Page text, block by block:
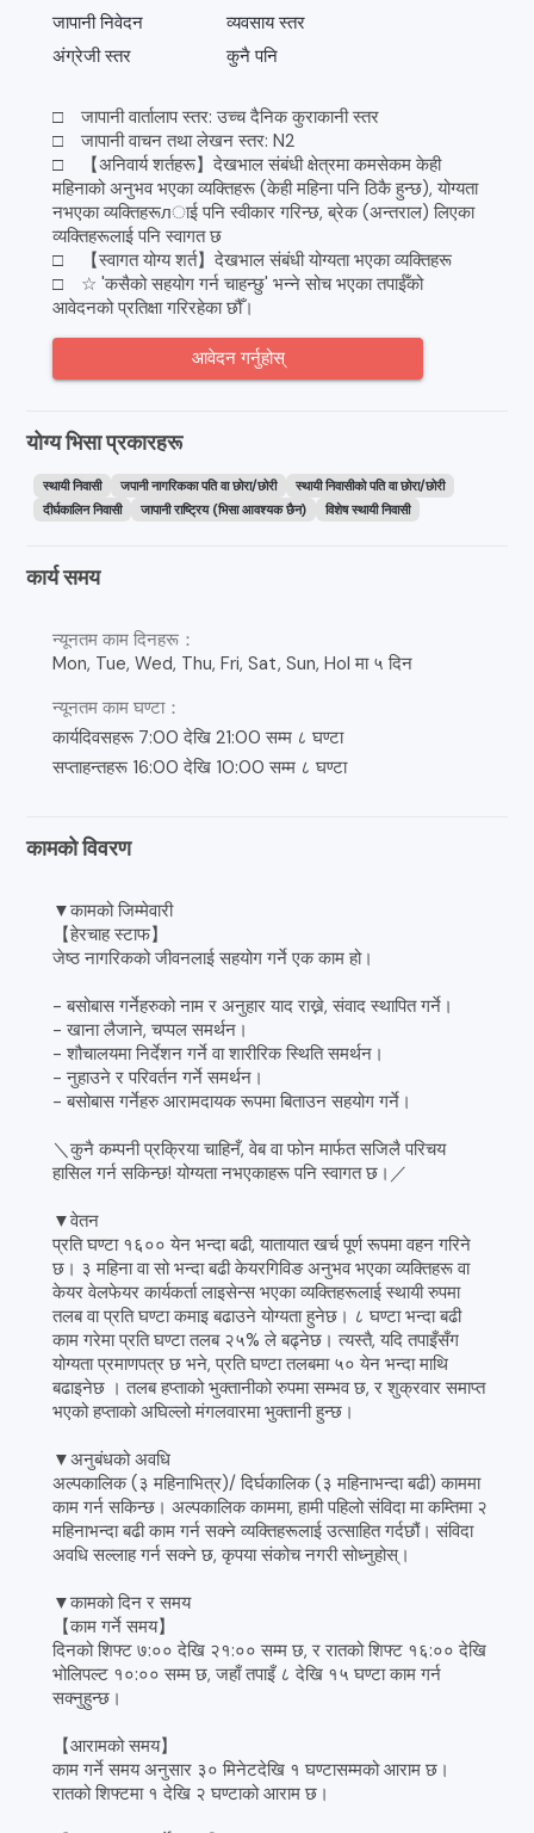
जापानी निवेदन
व्यवसाय स्तर
अंग्रेजी स्तर
कुनै पनि
□ जापानी वार्तालाप स्तर: उच्च दैनिक कुराकानी स्तर
□ जापानी वाचन तथा लेखन स्तर: N2
□ 【अनिवार्य शर्तहरू】देखभाल संबंधी क्षेत्रमा कमसेकम केही
महिनाको अनुभव भएका व्यक्तिहरू (केही महिना पनि ठिकै हुन्छ), योग्यता
नभएका व्यक्तिहरूлाई पनि स्वीकार गरिन्छ, ब्रेक (अन्तराल) लिएका
व्यक्तिहरूलाई पनि स्वागत छ
□ 【स्वागत योग्य शर्त】देखभाल संबंधी योग्यता भएका व्यक्तिहरू
□ ☆ 'कसैको सहयोग गर्न चाहन्छु' भन्ने सोच भएका तपाईँको
आवेदनको प्रतिक्षा गरिरहेका छौँ।
आवेदन गर्नुहोस्
योग्य भिसा प्रकारहरू
स्थायी निवासी जपानी नागरिकका पति वा छोरा/छोरी
स्थायी निवासीको पति वा छोरा/छोरी
दीर्घकालिन निवासी
जापानी राष्ट्रिय (भिसा आवश्यक छैन) विशेष स्थायी निवासी
कार्य समय
न्यूनतम काम दिनहरू：
Mon, Tue, Wed, Thu, Fri, Sat, Sun, Hol मा ५ दिन
न्यूनतम काम घण्टा：
कार्यदिवसहरू 7:00 देखि 21:00 सम्म ८ घण्टा
सप्ताहन्तहरू 16:00 देखि 10:00 सम्म ८ घण्टा
कामको विवरण
▼कामको जिम्मेवारी
【हेरचाह स्टाफ】
जेष्ठ नागरिकको जीवनलाई सहयोग गर्ने एक काम हो।
- बसोबास गर्नेहरुको नाम र अनुहार याद राख्ने, संवाद स्थापित गर्ने।
- खाना लैजाने, चप्पल समर्थन।
- शौचालयमा निर्देशन गर्ने वा शारीरिक स्थिति समर्थन।
- नुहाउने र परिवर्तन गर्ने समर्थन।
- बसोबास गर्नेहरु आरामदायक रूपमा बिताउन सहयोग गर्ने।
＼कुनै कम्पनी प्रक्रिया चाहिनँ, वेब वा फोन मार्फत सजिलै परिचय
हासिल गर्न सकिन्छ! योग्यता नभएकाहरू पनि स्वागत छ।／
▼वेतन
प्रति घण्टा १६०० येन भन्दा बढी, यातायात खर्च पूर्ण रूपमा वहन गरिने
छ। ३ महिना वा सो भन्दा बढी केयरगिविङ अनुभव भएका व्यक्तिहरू वा
केयर वेलफेयर कार्यकर्ता लाइसेन्स भएका व्यक्तिहरूलाई स्थायी रुपमा
तलब वा प्रति घण्टा कमाइ बढाउने योग्यता हुनेछ। ८ घण्टा भन्दा बढी
काम गरेमा प्रति घण्टा तलब २५% ले बढ्नेछ। त्यस्तै, यदि तपाइँसँग
योग्यता प्रमाणपत्र छ भने, प्रति घण्टा तलबमा ५० येन भन्दा माथि
बढाइनेछ । तलब हप्ताको भुक्तानीको रुपमा सम्भव छ, र शुक्रवार समाप्त
भएको हप्ताको अघिल्लो मंगलवारमा भुक्तानी हुन्छ।
▼अनुबंधको अवधि
अल्पकालिक (३ महिनाभित्र)/ दिर्घकालिक (३ महिनाभन्दा बढी) काममा
काम गर्न सकिन्छ। अल्पकालिक काममा, हामी पहिलो संविदा मा कम्तिमा २
महिनाभन्दा बढी काम गर्न सक्ने व्यक्तिहरूलाई उत्साहित गर्दछौं। संविदा
अवधि सल्लाह गर्न सक्ने छ, कृपया संकोच नगरी सोध्नुहोस्।
▼कामको दिन र समय
【काम गर्ने समय】
दिनको शिफ्ट ७:०० देखि २१:०० सम्म छ, र रातको शिफ्ट १६:०० देखि
भोलिपल्ट १०:०० सम्म छ, जहाँ तपाइँ ८ देखि १५ घण्टा काम गर्न
सक्नुहुन्छ।
【आरामको समय】
काम गर्ने समय अनुसार ३० मिनेटदेखि १ घण्टासम्मको आराम छ।
रातको शिफ्टमा १ देखि २ घण्टाको आराम छ।